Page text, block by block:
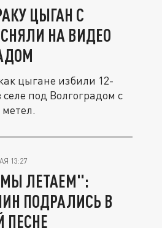
ЦЫГАН С
НА ВИДЕО
цыгане избили 12-
под Волгоградом с
13:27
ЛЕТАЕМ":
ПОДРАЛИСЬ В
ПЕСНЕ